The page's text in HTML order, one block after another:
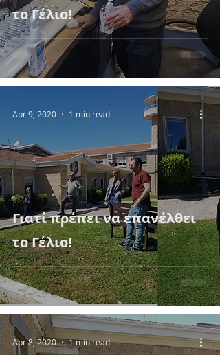
το Γέλιο!
Γιατί πρέπει να επανέλθει
το Γέλιο!
Apr 9, 2020 1 min read
Apr 8, 2020 1 min read